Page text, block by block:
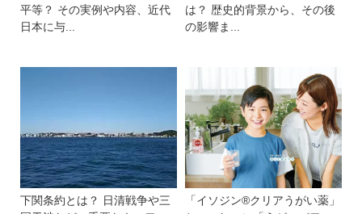
平等？ その実例や内容、近代
日本に与...
は？ 歴史的背景から、その後
の影響ま...
下関条約とは？ 日清戦争や三
「イソジン®クリアうがい薬」